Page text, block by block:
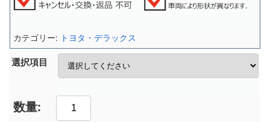
選択項目
カテゴリー: トヨタ・デラックス